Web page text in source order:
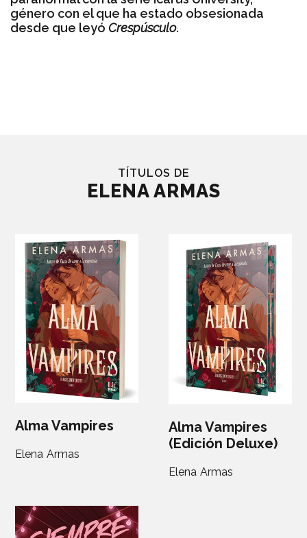
género con el que ha estado obsesionada
desde que leyó Crespúsculo.
TÍTULOS DE
ELENA ARMAS
Alma Vampires
Elena Armas
Alma Vampires
(Edición Deluxe)
Elena Armas